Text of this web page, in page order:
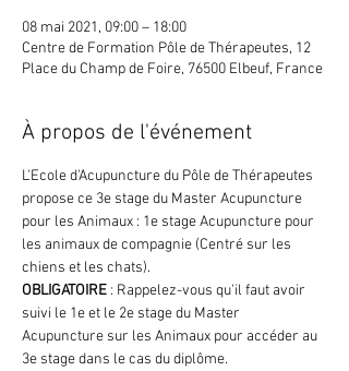
08 mai 2021, 09:00 – 18:00
Centre de Formation Pôle de Thérapeutes, 12
Place du Champ de Foire, 76500 Elbeuf, France
À propos de l'événement
L'Ecole d'Acupuncture du Pôle de Thérapeutes
propose ce 3e stage du Master Acupuncture
pour les Animaux : 1e stage Acupuncture pour
les animaux de compagnie (Centré sur les
chiens et les chats).
OBLIGATOIRE : Rappelez-vous qu'il faut avoir
suivi le 1e et le 2e stage du Master
Acupuncture sur les Animaux pour accéder au
3e stage dans le cas du diplôme.